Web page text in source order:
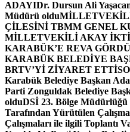
ADAYIDr. Dursun Ali
Müdürü oldu
ÇİLESİNİ TBMM GENEL
MİLLETVEKİLİ AKAY
KARABÜK’E REVA
KARABÜK BELEDİYE
BRTV’Yİ ZİYARET ETTİ
Karabük Belediye Başkan
Parti Zonguldak Belediye
olduDSİ 23. Bölge
Tarafından Yürütülen
Çalışmaları ile ilgili Toplantı